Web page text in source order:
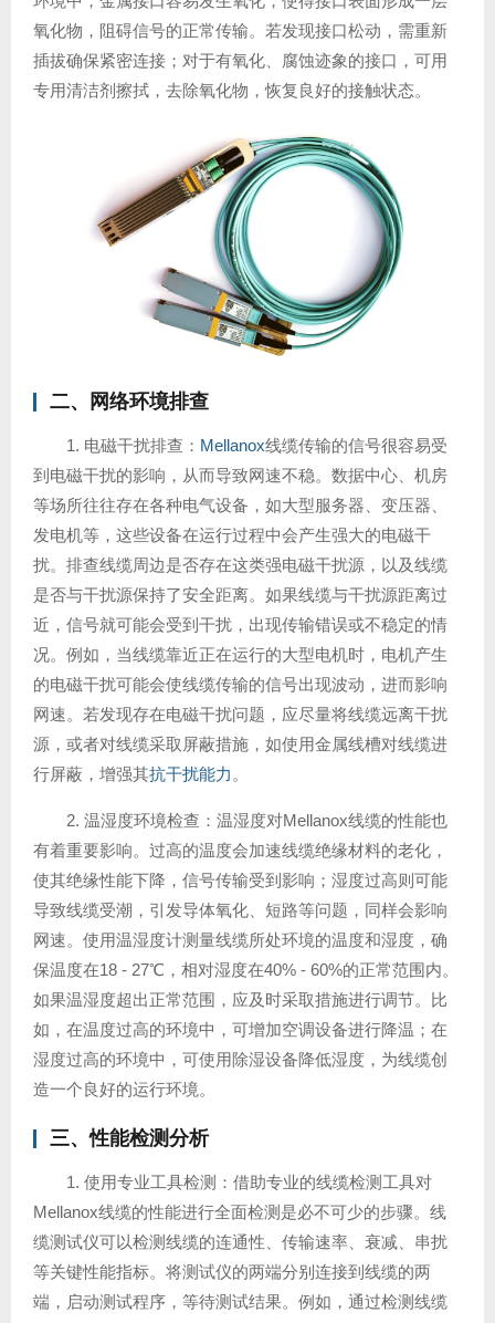
氧化物，阻碍信号的正常传输。若发现接口松动，需重新
插拔确保紧密连接；对于有氧化、腐蚀迹象的接口，可用
专用清洁剂擦拭，去除氧化物，恢复良好的接触状态。
二、网络环境排查
1. 电磁干扰排查： Mellanox线缆传输的信号很容易受
到电磁干扰的影响，从而导致网速不稳。数据中心、机房
等场所往往存在各种电气设备，如大型服务器、变压器、
发电机等，这些设备在运行过程中会产生强大的电磁干
扰。排查线缆周边是否存在这类强电磁干扰源，以及线缆
是否与干扰源保持了安全距离。如果线缆与干扰源距离过
近，信号就可能会受到干扰，出现传输错误或不稳定的情
况。例如，当线缆靠近正在运行的大型电机时，电机产生
的电磁干扰可能会使线缆传输的信号出现波动，进而影响
网速。若发现存在电磁干扰问题，应尽量将线缆远离干扰
源，或者对线缆采取屏蔽措施，如使用金属线槽对线缆进
行屏蔽，增强其抗干扰能力 。
2. 温湿度环境检查：温湿度对Mellanox线缆的性能也
有着重要影响。过高的温度会加速线缆绝缘材料的老化，
使其绝缘性能下降，信号传输受到影响；湿度过高则可能
导致线缆受潮，引发导体氧化、短路等问题，同样会影响
网速。使用温湿度计测量线缆所处环境的温度和湿度，确
保温度在18 - 27℃，相对湿度在40% - 60%的正常范围内。
如果温湿度超出正常范围，应及时采取措施进行调节。比
如，在温度过高的环境中，可增加空调设备进行降温；在
湿度过高的环境中，可使用除湿设备降低湿度，为线缆创
造一个良好的运行环境。
三、性能检测分析
1. 使用专业工具检测：借助专业的线缆检测工具对
Mellanox线缆的性能进行全面检测是必不可少的步骤。线
缆测试仪可以检测线缆的连通性、传输速率、衰减、串扰
等关键性能指标。将测试仪的两端分别连接到线缆的两
端，启动测试程序，等待测试结果。例如，通过检测线缆